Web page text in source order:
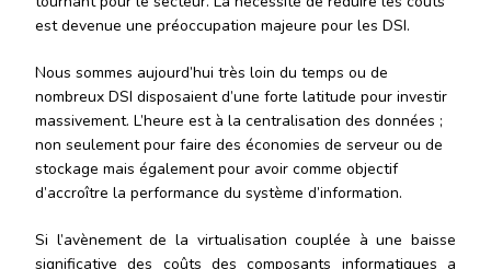
est devenue une préoccupation majeure pour les DSI.
Nous sommes aujourd’hui très loin du temps ou de
nombreux DSI disposaient d’une forte latitude pour investir
massivement. L’heure est à la centralisation des données ;
non seulement pour faire des économies de serveur ou de
stockage mais également pour avoir comme objectif
d’accroître la performance du système d’information.
Si l’avènement de la virtualisation couplée à une baisse
significative des coûts des composants informatiques a